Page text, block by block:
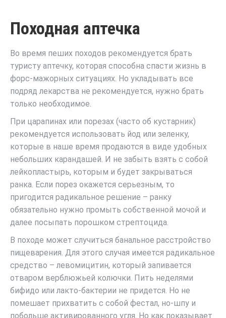
Походная аптечка
Во время пеших походов рекомендуется брать
туристу аптечку, которая способна спасти жизнь в
форс-мажорных ситуациях. Но укладывать все
подряд лекарства не рекомендуется, нужно брать
только необходимое.
При царапинах или порезах (часто об кустарник)
рекомендуется использовать йод или зеленку,
которые в наше время продаются в виде удобных
небольших карандашей. И не забыть взять с собой
лейкопластырь, которым и будет закрываться
ранка. Если порез окажется серьезным, то
пригодится радикальное решение – ранку
обязательно нужно промыть собственной мочой и
далее посыпать порошком стрептоцида.
В походе может случиться банальное расстройство
пищеварения. Для этого случая имеется радикальное
средство – левомицитин, который запивается
отваром верблюжьей колючки. Пить неделями
бифидо или лакто-бактерии не придется. Но не
помешает прихватить с собой фестал, но-шпу и
побольше активированного угля. Но как показывает